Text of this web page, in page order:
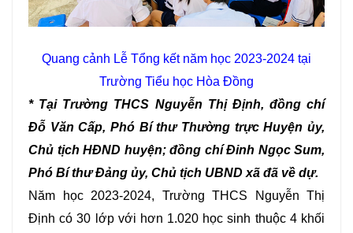
Quang cảnh Lễ Tổng kết năm học 2023-2024 tại
Trường Tiểu học Hòa Đồng
* Tại Trường THCS Nguyễn Thị Định, đồng chí
Đỗ Văn Cấp, Phó Bí thư Thường trực Huyện ủy,
Chủ tịch HĐND huyện; đồng chí Đinh Ngọc Sum,
Phó Bí thư Đảng ủy, Chủ tịch UBND xã đã về dự.
Năm học 2023-2024, Trường THCS Nguyễn Thị
Định có 30 lớp với hơn 1.020 học sinh thuộc 4 khối